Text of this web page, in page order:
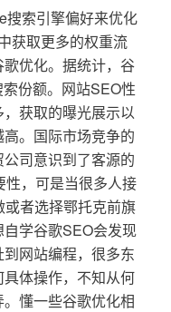
搜索引擎偏好来优化
获取更多的权重流
优化。据统计，谷
份额。网站SEO性
获取的曝光展示以
。国际市场竞争的
司意识到了客源的
性，可是当很多人接
者选择鄂托克前旗
学谷歌SEO会发现
网站编程，很多东
体操作，不知从何
懂一些谷歌优化相